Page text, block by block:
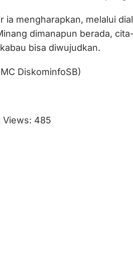
ia mengharapkan, melalui
dimanapun berada,
bisa diwujudkan.
DiskominfoSB)
Views: 485